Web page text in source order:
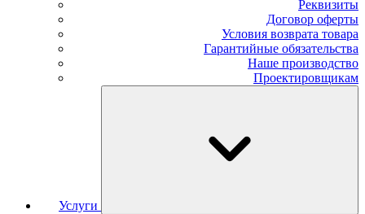
Реквизиты
Договор оферты
Условия возврата товара
Гарантийные обязательства
Наше производство
Проектировщикам
Услуги